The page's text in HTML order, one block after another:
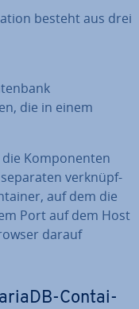
besteht aus drei
die in einem
Kom­po­nen­ten
separaten ver­knüpf­
auf dem die
Port auf dem Host
darauf
Con­tai­